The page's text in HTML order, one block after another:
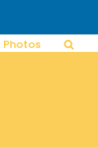
Photos